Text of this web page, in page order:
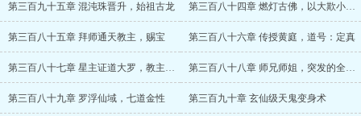
第三百九十五章 混沌珠晋升，始祖古龙 第三百八十四章 燃灯古佛，以大欺小，绝境与转机
第三百八十五章 拜师通天教主，赐宝 第三百八十六章 传授黄庭，道号：定真
第三百八十七章 星主证道大罗，教主闭宫 第三百八十八章 师兄师姐，突发的全面战争
第三百八十九章 罗浮仙域，七道金性 第三百九十章 玄仙级天鬼变身术